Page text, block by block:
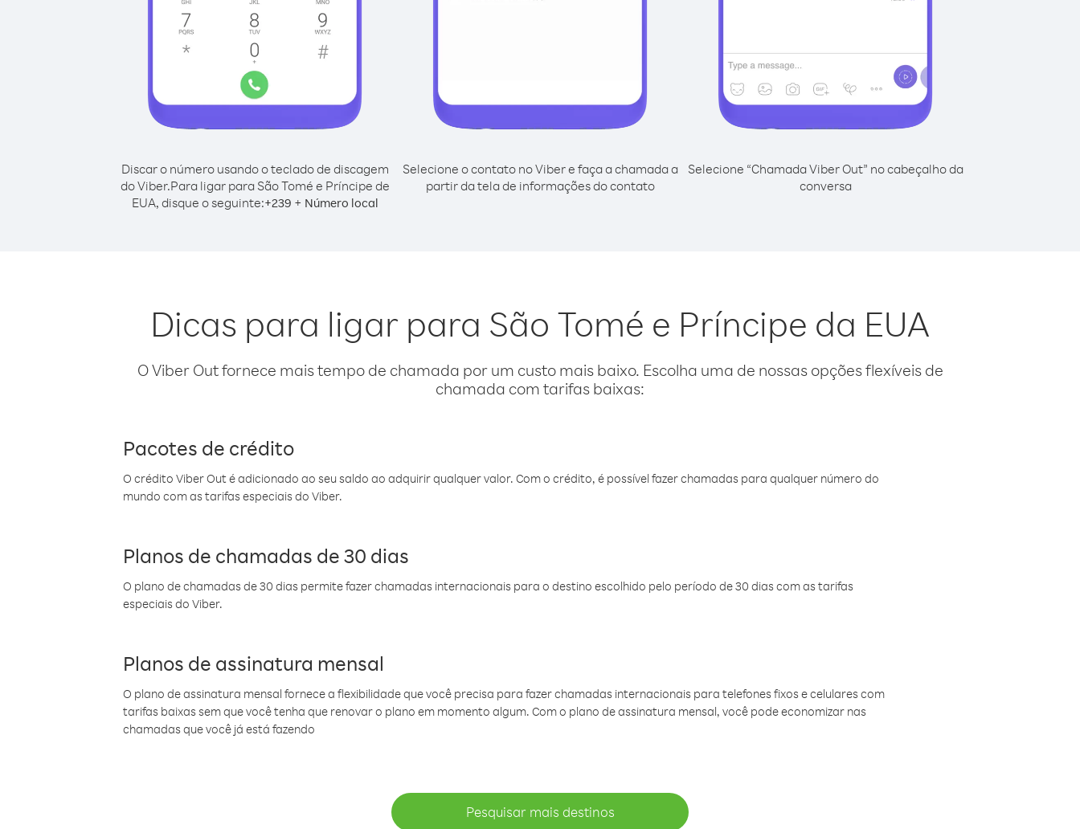
Discar o número usando o teclado de discagem
do Viber.Para ligar para São Tomé e Príncipe de
EUA, disque o seguinte:+239 + Número local
Selecione o contato no Viber e faça a chamada a
partir da tela de informações do contato
Selecione “Chamada Viber Out” no cabeçalho da
conversa
Dicas para ligar para São Tomé e Príncipe da EUA
O Viber Out fornece mais tempo de chamada por um custo mais baixo. Escolha uma de nossas opções flexíveis de
chamada com tarifas baixas:
Pacotes de crédito
O crédito Viber Out é adicionado ao seu saldo ao adquirir qualquer valor. Com o crédito, é possível fazer chamadas para qualquer número do
mundo com as tarifas especiais do Viber.
Planos de chamadas de 30 dias
O plano de chamadas de 30 dias permite fazer chamadas internacionais para o destino escolhido pelo período de 30 dias com as tarifas
especiais do Viber.
Planos de assinatura mensal
O plano de assinatura mensal fornece a flexibilidade que você precisa para fazer chamadas internacionais para telefones fixos e celulares com
tarifas baixas sem que você tenha que renovar o plano em momento algum. Com o plano de assinatura mensal, você pode economizar nas
chamadas que você já está fazendo
Pesquisar mais destinos